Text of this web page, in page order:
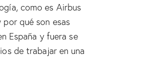
como es Airbus
qué son esas
España y fuera se
de trabajar en una